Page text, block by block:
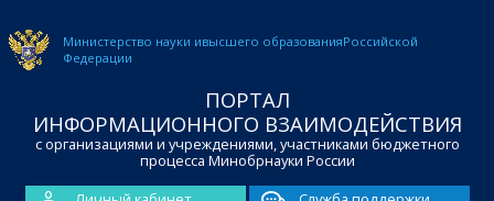
Министерство науки ивысшего образованияРоссийской
Федерации
ПОРТАЛ
ИНФОРМАЦИОННОГО ВЗАИМОДЕЙСТВИЯ
с организациями и учреждениями, участниками бюджетного
процесса Минобрнауки России